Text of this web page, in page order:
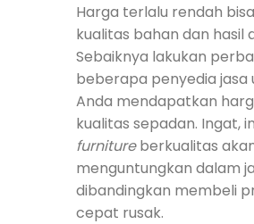
Harga terlalu rendah
kualitas bahan dan hasil
Sebaiknya lakukan
beberapa penyedia
Anda mendapatkan
kualitas sepadan. Ingat,
furnitureberkualitas
menguntungkan dalam
dibandingkan membeli
cepat rusak.